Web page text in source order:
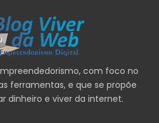
com foco no
ferramentas, e que se propõe
dinheiro e viver da internet.